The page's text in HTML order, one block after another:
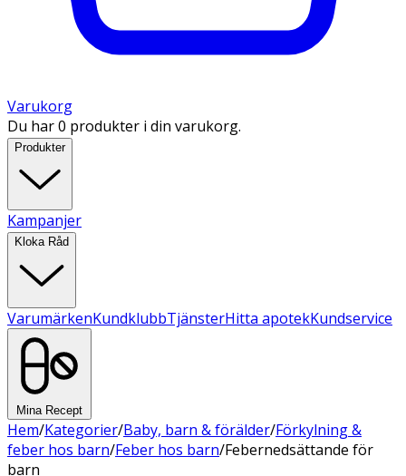
Varukorg
Du har 0 produkter i din varukorg.
Produkter
Kampanjer
Kloka Råd
VarumärkenKundklubbTjänsterHitta apotekKundservice
Mina Recept
Hem/Kategorier/Baby, barn & förälder/Förkylning &
feber hos barn/Feber hos barn/Febernedsättande för
barn